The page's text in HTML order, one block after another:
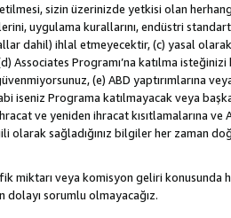
sizin üzerinizde yetkisi olan
uygulama kurallarını, endüstri
dahil) ihlal etmeyecektir, (c) yasal
Programı’na katılma
(e) ABD yaptırımlarına
iseniz Programa katılmayacak veya
ve yeniden ihracat kısıtlamalarına ve
olarak sağladığınız bilgiler her zaman
miktarı veya komisyon geliri konusunda
sorumlu olmayacağız.